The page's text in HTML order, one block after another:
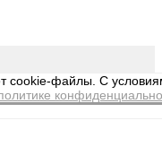
cookie-файлы. С